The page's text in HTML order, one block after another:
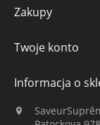
Zakupy
Twoje konto
Informacja o
